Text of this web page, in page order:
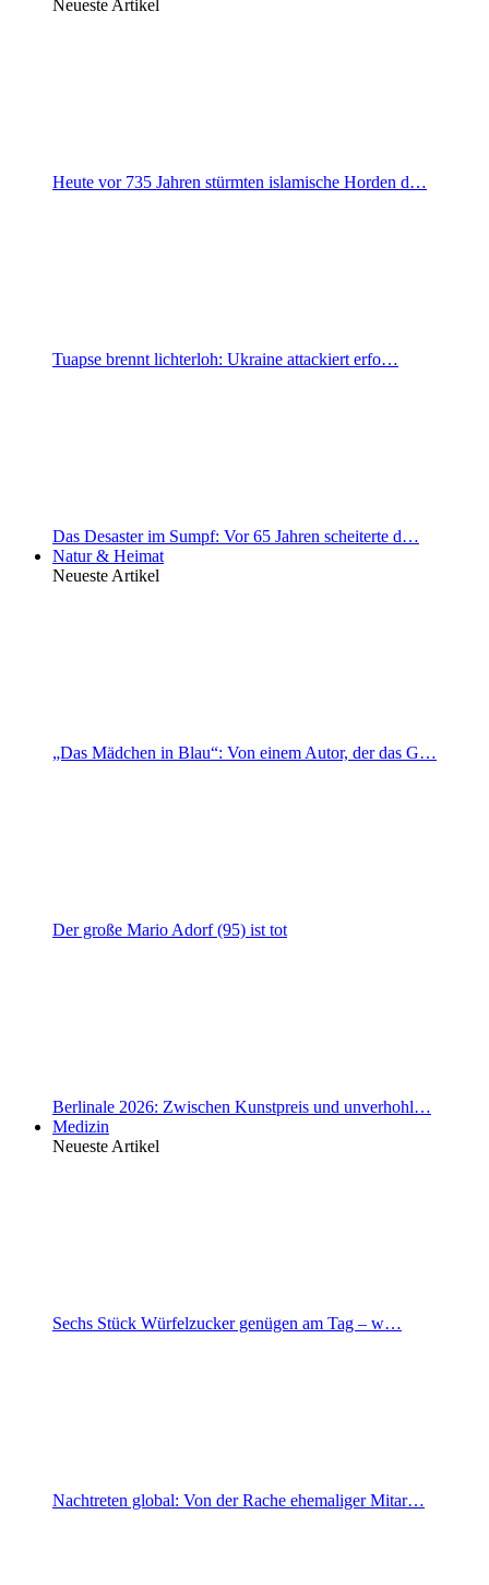
Neueste Artikel
Heute vor 735 Jahren stürmten islamische Horden d…
Tuapse brennt lichterloh: Ukraine attackiert erfo…
Das Desaster im Sumpf: Vor 65 Jahren scheiterte d…
Natur & Heimat
Neueste Artikel
„Das Mädchen in Blau“: Von einem Autor, der das G…
Der große Mario Adorf (95) ist tot
Berlinale 2026: Zwischen Kunstpreis und unverhohl…
Medizin
Neueste Artikel
Sechs Stück Würfelzucker genügen am Tag – w…
Nachtreten global: Von der Rache ehemaliger Mitar…